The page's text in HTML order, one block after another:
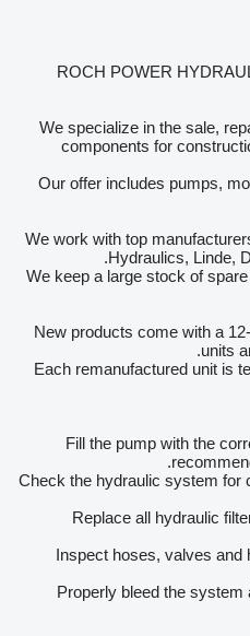
ROCH POWER
We specialize in the sale,
components for
Our offer includes pumps,
We work with top
Hydraulics, Linde,
We keep a large stock of
New products come with a
units
Each remanufactured unit is
– Fill the pump with the
– Check the hydraulic system
– Replace all hydraulic
– Inspect hoses, valves
– Properly bleed the